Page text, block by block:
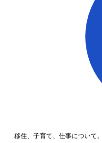
移住、子育て、仕事について